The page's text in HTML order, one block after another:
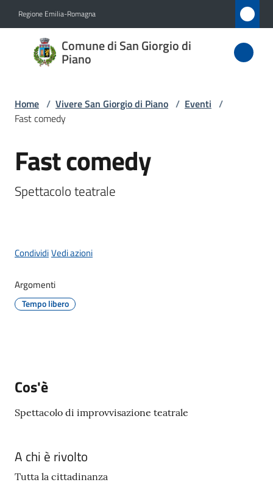
Regione Emilia-Romagna
Comune di San Giorgio di
Piano
Comune
di San
di Piano
Amministrazione
Novità
Vivere
Giorgio
di
Piano
Amministrazione
b
o
Home / Vivere San Giorgio di Piano / Eventi /
Fast comedy
Salta al contenuto
Fast comedy
Spettacolo teatrale
CondividiVedi azioni
Argomenti
Tempo libero
Cos'è
Spettacolo di improvvisazione teatrale
A chi è rivolto
Tutta la cittadinanza